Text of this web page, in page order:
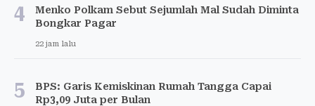
4
Menko Polkam Sebut Sejumlah Mal Sudah Diminta
Bongkar Pagar
22 jam lalu
5
BPS: Garis Kemiskinan Rumah Tangga Capai
Rp3,09 Juta per Bulan